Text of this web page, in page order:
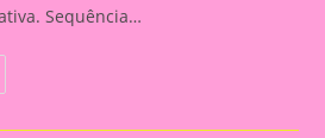
Sequência…